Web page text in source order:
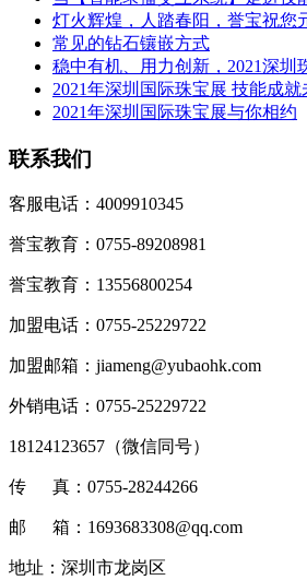
灯火辉煌，人踏春阳，誉宝祝您
常见的钻石镶嵌方式
稳中有机、用力创新，2021深圳
2021年深圳国际珠宝展 技能成就
2021年深圳国际珠宝展与你相约
联系我们
客服电话：4009910345
誉宝教育：0755-89208981
誉宝教育：13556800254
加盟电话：0755-25229722
加盟邮箱：jiameng@yubaohk.com
外销电话：0755-25229722
18124123657（微信同号）
传 真：0755-28244266
邮 箱：1693683308@qq.com
地址：深圳市龙岗区